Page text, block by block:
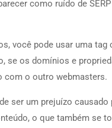
como ruído de
você pode usar uma
se os domínios e
com o outro webmasters.
ser um prejuízo
o que também se